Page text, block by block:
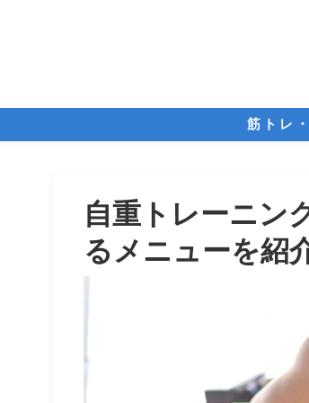
筋トレ
自重トレーニン
るメニューを紹